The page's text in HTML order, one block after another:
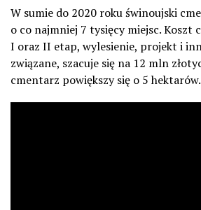
W sumie do 2020 roku świnoujski
o co najmniej 7 tysięcy miejsc. Koszt
I oraz II etap, wylesienie, projekt i
związane, szacuje się na 12 mln
cmentarz powiększy się o 5 hektarów.